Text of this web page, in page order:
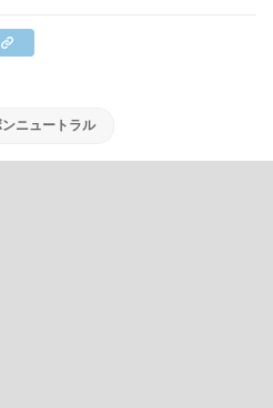
ニュートラル